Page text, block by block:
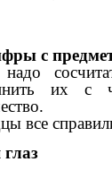
с
их с
все